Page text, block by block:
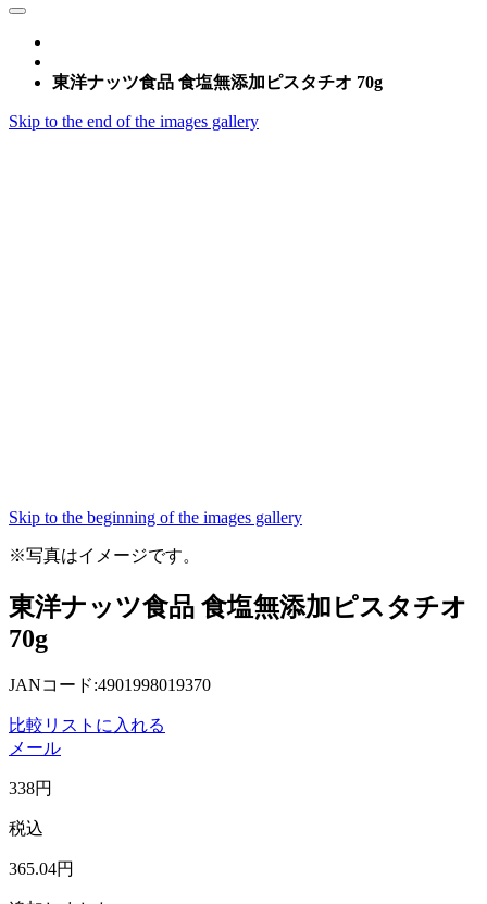
東洋ナッツ食品 食塩無添加ピスタチオ 70g
Skip to the end of the images gallery
Skip to the beginning of the images gallery
※写真はイメージです。
東洋ナッツ食品 食塩無添加ピスタチオ
70g
JANコード:4901998019370
比較リストに入れる
メール
338円
税込
365.04円